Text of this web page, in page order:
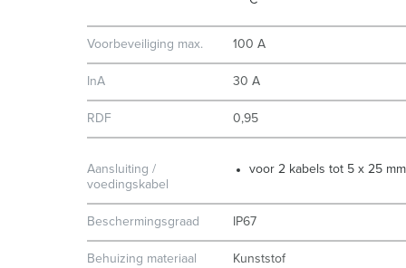
Voorbeveiliging max. 100 A
InA 30 A
RDF 0,95
Aansluiting /
voedingskabel
voor 2 kabels tot 5 x 25
Beschermingsgraad IP67
Behuizing materiaal Kunststof